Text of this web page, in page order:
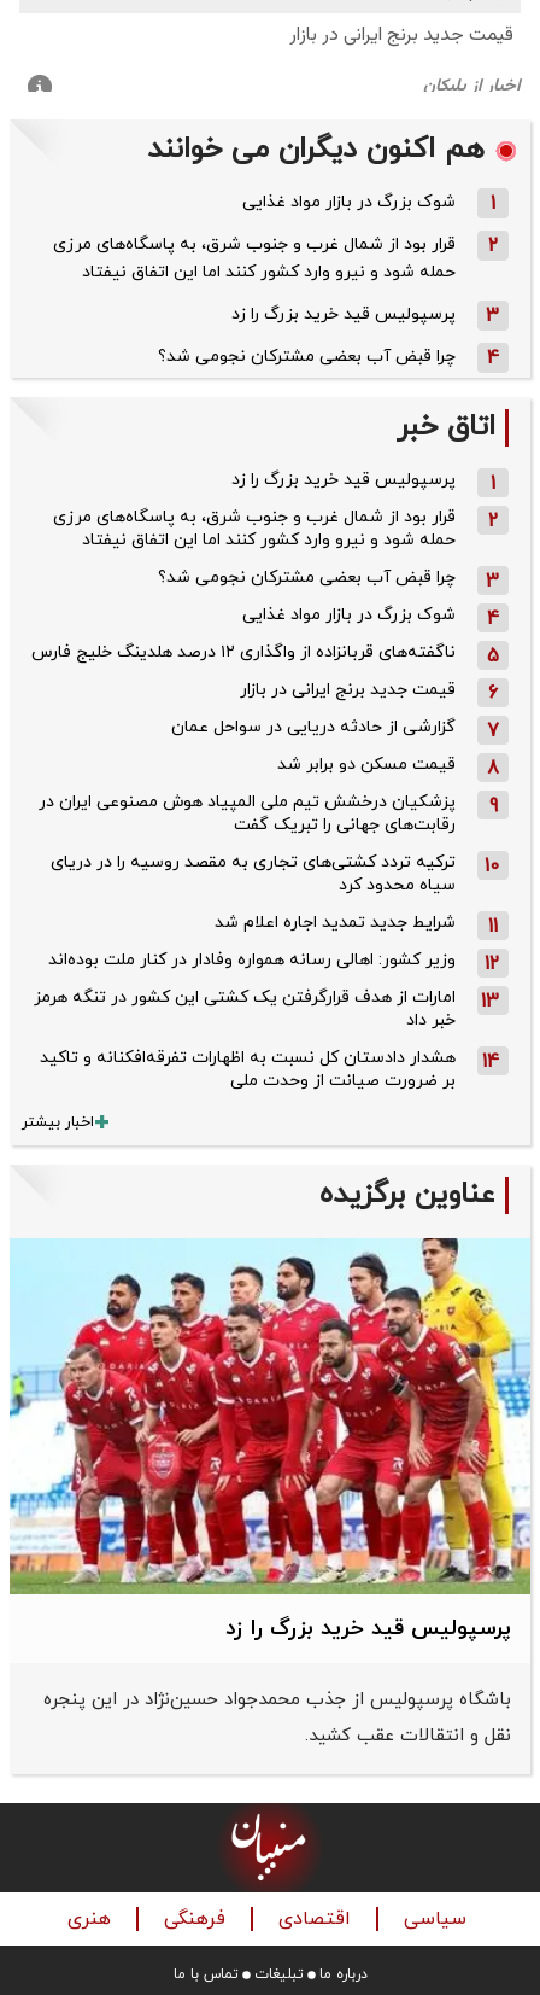
هم اکنون دیگران می خوانند
1 شوک بزرگ در بازار مواد غذایی
2
قرار بود از شمال ‌غرب و جنوب‌ شرق، به پاسگاه‌های مرزی
حمله شود و نیرو وارد کشور کنند اما این اتفاق نیفتاد
3 پرسپولیس قید خرید بزرگ را زد
4 چرا قبض آب بعضی مشترکان نجومی شد؟
اتاق خبر
1 پرسپولیس قید خرید بزرگ را زد
2
قرار بود از شمال ‌غرب و جنوب‌ شرق، به پاسگاه‌های مرزی
حمله شود و نیرو وارد کشور کنند اما این اتفاق نیفتاد
3 چرا قبض آب بعضی مشترکان نجومی شد؟
4 شوک بزرگ در بازار مواد غذایی
5 ناگفته‌های قربانزاده از واگذاری ۱۲ درصد هلدینگ خلیج فارس
6 قیمت جدید برنج ایرانی در بازار
7 گزارشی از حادثه دریایی در سواحل عمان
8 قیمت مسکن دو برابر شد
9
پزشکیان درخشش تیم ملی المپیاد هوش مصنوعی ایران در
رقابت‌های جهانی را تبریک گفت
10
ترکیه تردد کشتی‌های تجاری به مقصد روسیه را در دریای
سیاه محدود کرد
11 شرایط جدید تمدید اجاره اعلام شد
12 وزیر کشور: اهالی رسانه همواره وفادار در کنار ملت بوده‌اند
13
امارات از هدف قرارگرفتن یک کشتی این کشور در تنگه هرمز
خبر داد
14
هشدار دادستان کل نسبت به اظهارات تفرقه‌افکنانه و تاکید
بر ضرورت صیانت از وحدت ملی
اخبار بیشتر
عناوین برگزیده
پرسپولیس قید خرید بزرگ را زد
باشگاه پرسپولیس از جذب محمدجواد حسین‌نژاد در این پنجره
نقل و انتقالات عقب کشید.
سیاسی اقتصادی فرهنگی هنری
درباره ما تبلیغات تماس با ما